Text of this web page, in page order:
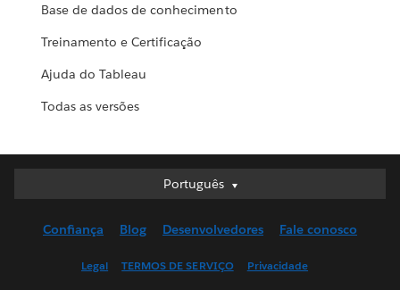
Base de dados de conhecimento
Treinamento e Certificação
Ajuda do Tableau
Todas as versões
Português
Português
English (UK)
Confiança Blog Desenvolvedores Fale conosco
Legal TERMOS DE SERVIÇO Privacidade